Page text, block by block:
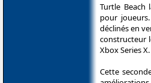
Turtle Beach
pour
déclinés en
constructeur
Xbox Series X.
Cette